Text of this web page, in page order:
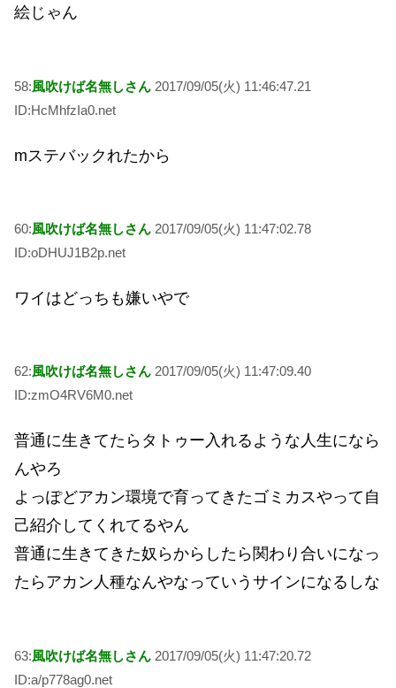
絵じゃん
58:風吹けば名無しさん 2017/09/05(火) 11:46:47.21
ID:HcMhfzIa0.net
mステバックれたから
60:風吹けば名無しさん 2017/09/05(火) 11:47:02.78
ID:oDHUJ1B2p.net
ワイはどっちも嫌いやで
62:風吹けば名無しさん 2017/09/05(火) 11:47:09.40
ID:zmO4RV6M0.net
普通に生きてたらタトゥー入れるような人生になら
んやろ
よっぽどアカン環境で育ってきたゴミカスやって自
己紹介してくれてるやん
普通に生きてきた奴らからしたら関わり合いになっ
たらアカン人種なんやなっていうサインになるしな
63:風吹けば名無しさん 2017/09/05(火) 11:47:20.72
ID:a/p778ag0.net